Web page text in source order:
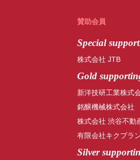
賛助会員
Special
株式会社 JTB
Gold
新洋技研工業株式
銘醸機械株式会社
株式会社 渋谷不動
有限会社キクプラ
Silver